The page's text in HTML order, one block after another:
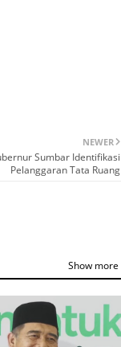
NEWER
Sumbar Identifikasi
Pelanggaran Tata Ruang
Show more